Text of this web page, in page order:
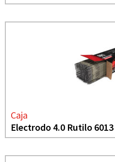
Caja
Electrodo 4.0 Rutilo 6013